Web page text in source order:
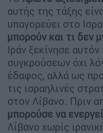
αυτής της τάξης
υπαγορεύει στο
μπορούν και τι δεν
Ιράν ξεκίνησε
συγκρούσεων όχι
έδαφος, αλλά ως
τις ισραηλινές
στον Λίβανο. Πριν
μπορούσε να
Λίβανο χωρίς